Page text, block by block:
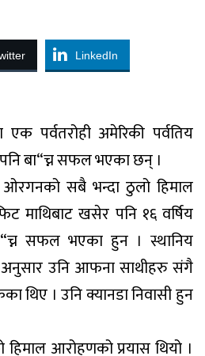
LinkedIn
पर्वतरोही अमेरिकी पर्वतिय
बा“च्न सफल भएका छन् ।
ओरगनको सबै भन्दा ठुलो हिमाल
माथिबाट खसेर पनि १६ वर्षिय
सफल भएका हुन । स्थानिय
उनि आफना साथीहरु संगै
थिए । उनि क्यानडा निवासी हुन
आरोहणको प्रयास थियो ।